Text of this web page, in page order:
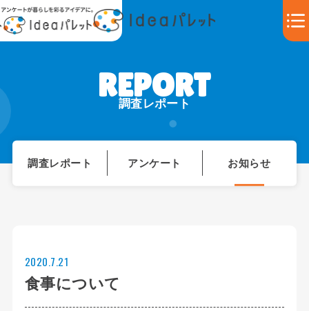
調査レポート
調査レポート アンケート お知らせ
食事について
2020.7.21